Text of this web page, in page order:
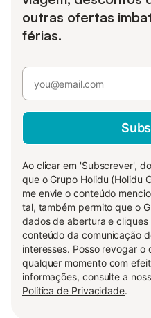
outras ofertas
férias.
Ao clicar em 'Subscrever',
que o Grupo Holidu (Holidu
me envie o conteúdo
tal, também permito que o
dados de abertura e
conteúdo da comunicação
interesses. Posso revogar
qualquer momento com
informações, consulte a
Política de Privacidade.